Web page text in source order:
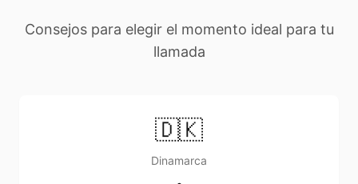
Consejos para elegir el momento ideal para tu
llamada
🇩🇰
Dinamarca